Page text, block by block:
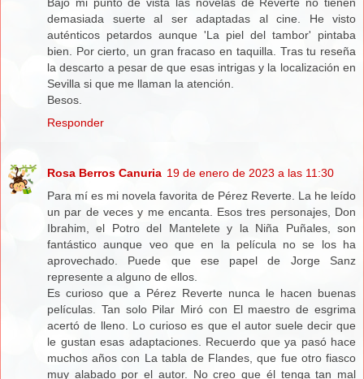
demasiada suerte al ser adaptadas al cine. He visto
auténticos petardos aunque 'La piel del tambor' pintaba
bien. Por cierto, un gran fracaso en taquilla. Tras tu reseña
la descarto a pesar de que esas intrigas y la localización en
Sevilla si que me llaman la atención.
Besos.
Responder
Rosa Berros Canuria 19 de enero de 2023 a las 11:30
Para mí es mi novela favorita de Pérez Reverte. La he leído
un par de veces y me encanta. Esos tres personajes, Don
Ibrahim, el Potro del Mantelete y la Niña Puñales, son
fantástico aunque veo que en la película no se los ha
aprovechado. Puede que ese papel de Jorge Sanz
represente a alguno de ellos.
Es curioso que a Pérez Reverte nunca le hacen buenas
películas. Tan solo Pilar Miró con El maestro de esgrima
acertó de lleno. Lo curioso es que el autor suele decir que
le gustan esas adaptaciones. Recuerdo que ya pasó hace
muchos años con La tabla de Flandes, que fue otro fiasco
muy alabado por el autor. No creo que él tenga tan mal